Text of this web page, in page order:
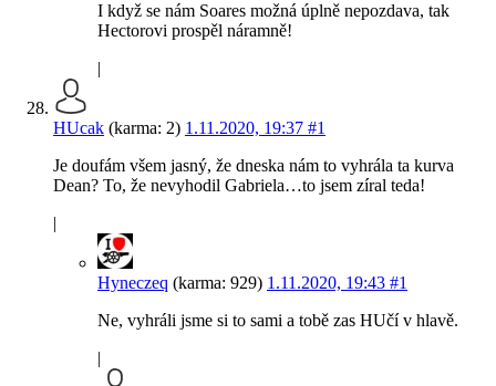
I když se nám Soares možná úplně nepozdava, tak
Hectorovi prospěl náramně!
|
HUcak (karma: 2) 1.11.2020, 19:37 #1
Je doufám všem jasný, že dneska nám to vyhrála ta kurva
Dean? To, že nevyhodil Gabriela…to jsem zíral teda!
|
Hyneczeq (karma: 929) 1.11.2020, 19:43 #1
Ne, vyhráli jsme si to sami a tobě zas HUčí v hlavě.
|